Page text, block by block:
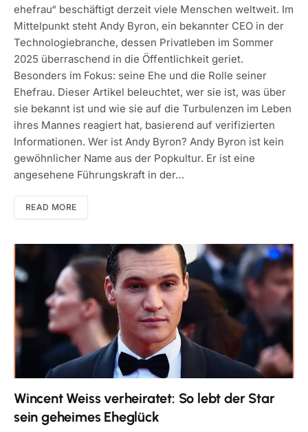
ehefrau“ beschäftigt derzeit viele Menschen weltweit. Im
Mittelpunkt steht Andy Byron, ein bekannter CEO in der
Technologiebranche, dessen Privatleben im Sommer
2025 überraschend in die Öffentlichkeit geriet.
Besonders im Fokus: seine Ehe und die Rolle seiner
Ehefrau. Dieser Artikel beleuchtet, wer sie ist, was über
sie bekannt ist und wie sie auf die Turbulenzen im Leben
ihres Mannes reagiert hat, basierend auf verifizierten
Informationen. Wer ist Andy Byron? Andy Byron ist kein
gewöhnlicher Name aus der Popkultur. Er ist eine
angesehene Führungskraft in der…
READ MORE
Wincent Weiss verheiratet: So lebt der Star
sein geheimes Eheglück